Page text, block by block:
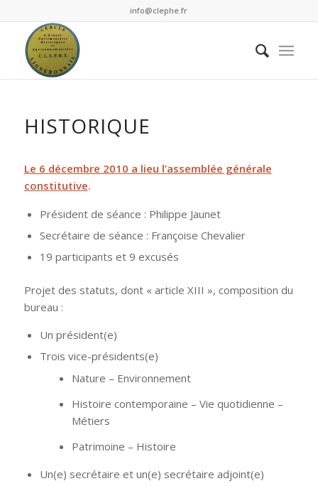
info@clephe.fr
HISTORIQUE
Le 6 décembre 2010 a lieu l’assemblée générale
constitutive.
Président de séance : Philippe Jaunet
Secrétaire de séance : Françoise Chevalier
19 participants et 9 excusés
Projet des statuts, dont « article XIII », composition du
bureau :
Un président(e)
Trois vice-présidents(e)
Nature – Environnement
Histoire contemporaine – Vie quotidienne –
Métiers
Patrimoine – Histoire
Un(e) secrétaire et un(e) secrétaire adjoint(e)